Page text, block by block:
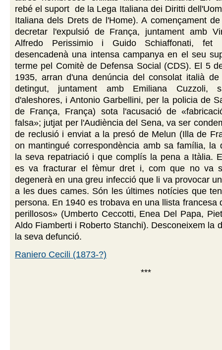
rebé el suport de la Lega Italiana dei Diritti
Italiana dels Drets de l'Home). A començament
decretar l'expulsió de França, juntament amb
Alfredo Perissimio i Guido Schiaffonati,
desencadenà una intensa campanya en el seu
terme pel Comitè de Defensa Social (CDS). El 5
1935, arran d'una denúncia del consolat italià
detingut, juntament amb Emiliana Cuzzoli,
d'aleshores, i Antonio Garbellini, per la policia de
de França, França) sota l'acusació de
falsa»; jutjat per l'Audiència del Sena, va ser
de reclusió i enviat a la presó de Melun (Illa de
on mantingué correspondència amb sa família, la
la seva repatriació i que complís la pena a Itàlia.
es va fracturar el fèmur dret i, com que no va
degenerà en una greu infecció que li va provocar
a les dues cames. Són les últimes notícies que
persona. En 1940 es trobava en una llista francesa
perillosos» (Umberto Ceccotti, Enea Del Papa,
Aldo Fiamberti i Roberto Stanchi). Desconeixem la
la seva defunció.
Raniero Cecili (1873-?)
***